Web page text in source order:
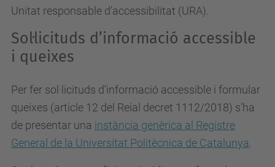
Unitat responsable d'accessibilitat (URA).
Sol·licituds d’informació accessible
i queixes
Per fer sol·licituds d’informació accessible i formular
queixes (article 12 del Reial decret 1112/2018) s'ha
de presentar una instància genèrica al Registre
General de la Universitat Politècnica de Catalunya